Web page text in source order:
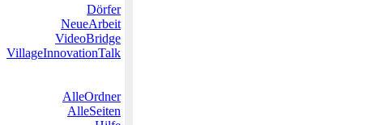
Dörfer
NeueArbeit
VideoBridge
VillageInnovationTalk
AlleOrdner
AlleSeiten